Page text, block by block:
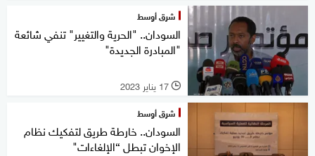
شرق أوسط
السودان.. "الحرية والتغيير" تنفي شائعة
"المبادرة الجديدة"
l 17 يناير 2023
شرق أوسط
السودان.. خارطة طريق لتفكيك نظام
الإخوان تبطل “الإلغاءات"